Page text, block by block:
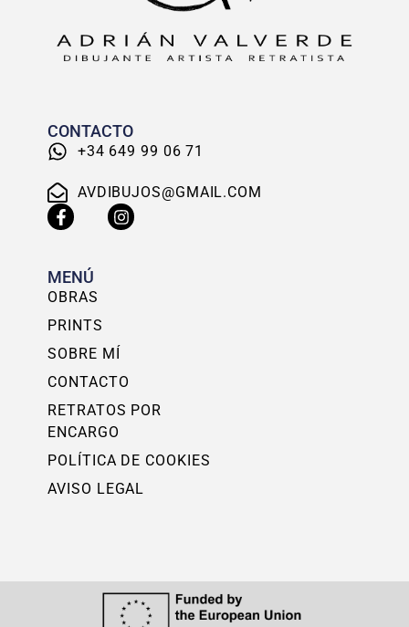
MENÚ
OBRAS
PRINTS
SOBRE MÍ
CONTACTO
RETRATOS POR
ENCARGO
POLÍTICA DE COOKIES
AVISO LEGAL
CONTACTO
+34 649 99 06 71
AVDIBUJOS@GMAIL.COM